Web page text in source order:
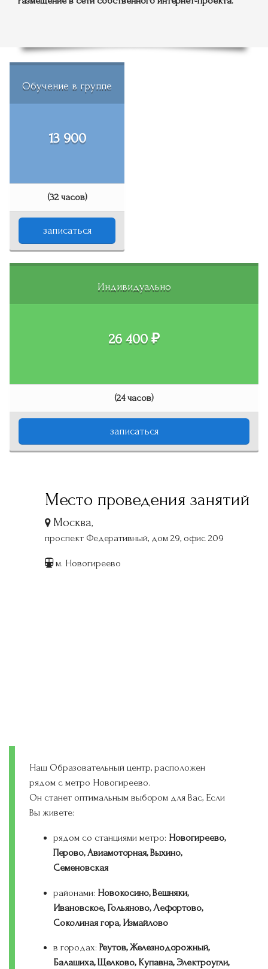
Обучение в группе
13 900
(32 часов)
записаться
Индивидуально
26 400 ₽
(24 часов)
записаться
Место проведения занятий
Москва,
проспект Федеративный, дом 29, офис 209
м. Новогиреево
Наш Образовательный центр, расположен
рядом с метро Новогиреево.
Он станет оптимальным выбором для Вас, Если
Вы живете:
рядом со станциями метро: Новогиреево,
Перово, Авиамоторная, Выхино,
Семеновская
районами: Новокосино, Вешняки,
Ивановское, Гольяново, Лефортово,
Соколиная гора, Измайлово
в городах: Реутов, Железнодорожный,
Балашиха, Щелково, Купавна, Электроугли,